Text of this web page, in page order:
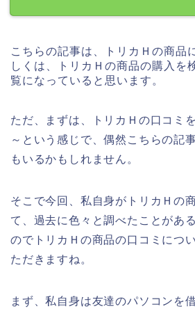
こちらの記事は、トリカＨの商品
しくは、トリカＨの商品の購入を
覧になっていると思います。
ただ、まずは、トリカＨの口コミ
～という感じで、偶然こちらの記
もいるかもしれません。
そこで今回、私自身がトリカＨの
て、過去に色々と調べたことがあ
のでトリカＨの商品の口コミにつ
ただきますね。
まず、私自身は友達のパソコンを